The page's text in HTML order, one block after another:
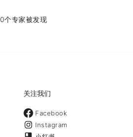
0个专家被发现
关注我们
Facebook
Instagram